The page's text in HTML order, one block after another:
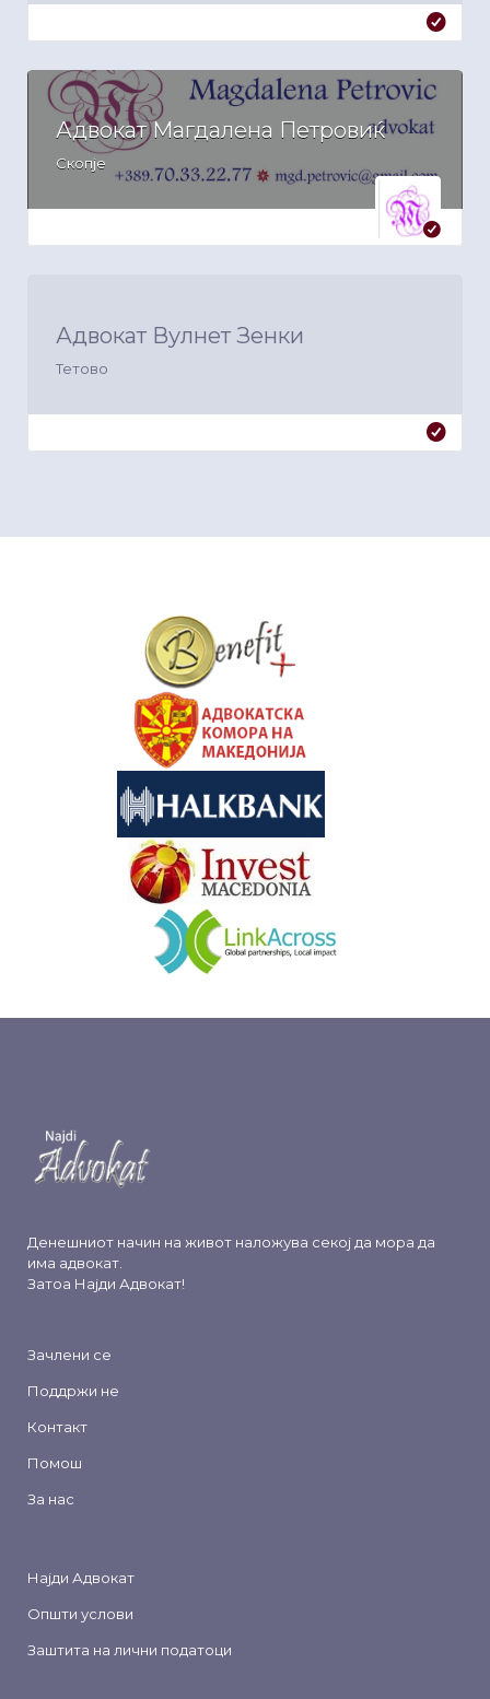
Адвокат Магдалена Петровиќ
Скопје
Адвокат Вулнет Зенки
Тетово
Денешниот начин на живот наложува секој да мора да
има адвокат.
Затоа Најди Адвокат!
Зачлени се
Поддржи не
Контакт
Помош
За нас
Најди Адвокат
Општи услови
Заштита на лични податоци